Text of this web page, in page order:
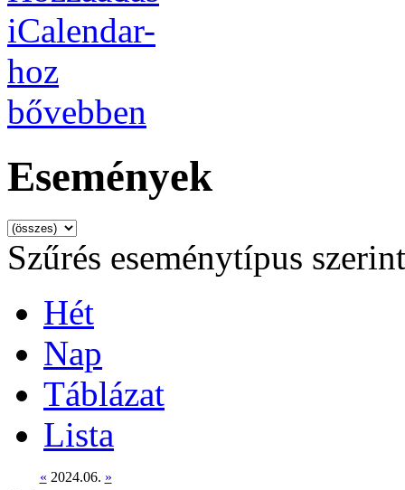
bővebben
Események
Szűrés eseménytípus szerint
Hét
Nap
Táblázat
Lista
« 2024.06. »